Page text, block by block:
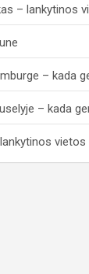
– lankytinos
– kada
– kada